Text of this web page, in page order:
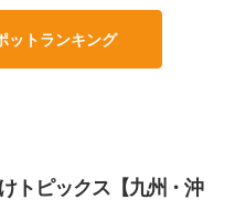
ットランキング
トピックス【九州・沖